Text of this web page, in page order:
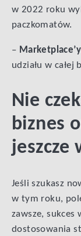
w 2022 roku
paczkomatów.
– Marketplace’y
udziału w całej
Nie
biznes
jeszcze
Jeśli szukasz
w tym roku,
zawsze, sukces
dostosowania